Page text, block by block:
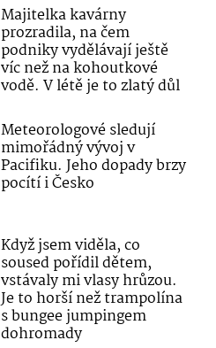
Majitelka kavárny
prozradila, na čem
podniky vydělávají ještě
víc než na kohoutkové
vodě. V létě je to zlatý důl
Meteorologové sledují
mimořádný vývoj v
Pacifiku. Jeho dopady brzy
pocítí i Česko
Když jsem viděla, co
soused pořídil dětem,
vstávaly mi vlasy hrůzou.
Je to horší než trampolína
s bungee jumpingem
dohromady